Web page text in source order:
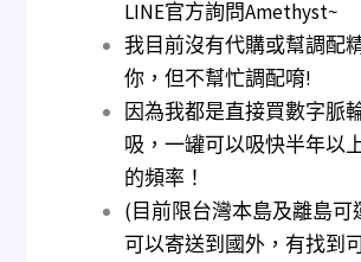
LINE官方詢問Amethyst~
我目前沒有代購或幫調配
你，但不幫忙調配唷!
因為我都是直接買數字脈
吸，一罐可以吸快半年以
的頻率！
(目前限台灣本島及離島可
可以寄送到國外，有找到